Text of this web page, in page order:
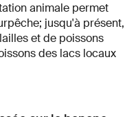
animale permet
jusqu'à présent,
et de poissons
des lacs locaux